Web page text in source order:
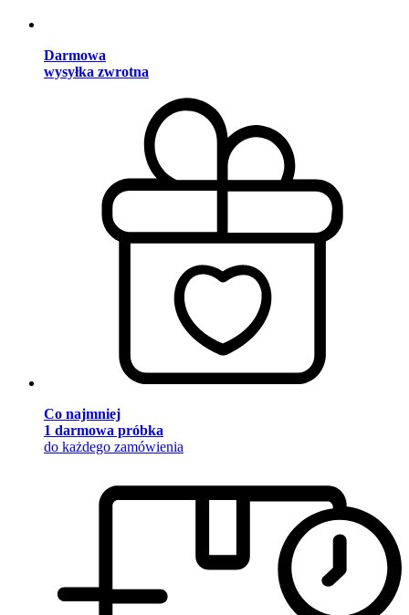
Darmowa
wysyłka zwrotna
Co najmniej
1 darmowa próbka
do każdego zamówienia